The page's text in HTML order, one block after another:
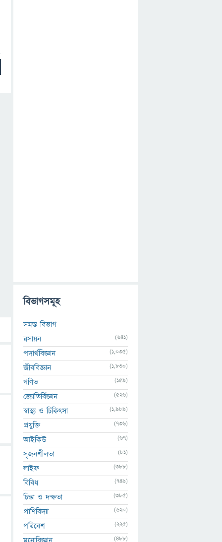
বিভাগসমূহ
সমস্ত বিভাগ
রসায়ন
(641)
পদার্থবিজ্ঞান (1,035)
জীববিজ্ঞান (1,830)
গণিত (159)
জ্যোতির্বিজ্ঞান (526)
স্বাস্থ্য ও চিকিৎসা (1,989)
প্রযুক্তি (736)
আইকিউ (67)
সৃজনশীলতা (81)
লাইফ (388)
বিবিধ (749)
চিন্তা ও দক্ষতা (385)
প্রাণিবিদ্যা (620)
পরিবেশ (225)
(488)